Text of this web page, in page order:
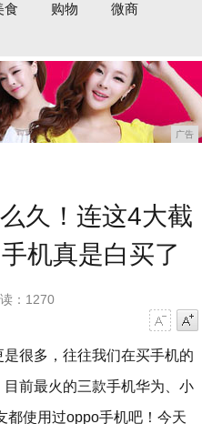
食 购物
微商
广告
久！连这4大截
机真是白买了
：1270
很多，往往我们在买手机的
前最火的三款手机华为、小
都使用过oppo手机吧！今天